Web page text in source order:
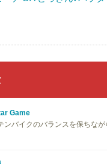
Game
ンバイクのバランスを保ちな